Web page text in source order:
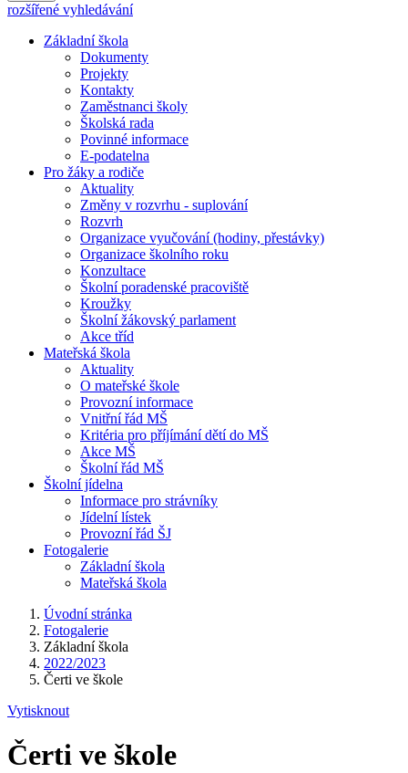
rozšířené vyhledávání
Základní škola
Dokumenty
Projekty
Kontakty
Zaměstnanci školy
Školská rada
Povinné informace
E-podatelna
Pro žáky a rodiče
Aktuality
Změny v rozvrhu - suplování
Rozvrh
Organizace vyučování (hodiny, přestávky)
Organizace školního roku
Konzultace
Školní poradenské pracoviště
Kroužky
Školní žákovský parlament
Akce tříd
Mateřská škola
Aktuality
O mateřské škole
Provozní informace
Vnitřní řád MŠ
Kritéria pro příjímání dětí do MŠ
Akce MŠ
Školní řád MŠ
Školní jídelna
Informace pro strávníky
Jídelní lístek
Provozní řád ŠJ
Fotogalerie
Základní škola
Mateřská škola
Úvodní stránka
Fotogalerie
Základní škola
2022/2023
Čerti ve škole
Vytisknout
Čerti ve škole